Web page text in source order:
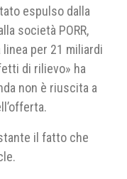
espulso dalla
società PORR,
per 21 miliardi
di rilievo» ha
non è riuscita a
il fatto che